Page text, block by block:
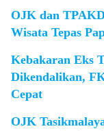
OJK dan
Wisata Tepas
Kebakaran Eks
Dikendalikan,
Cepat
OJK